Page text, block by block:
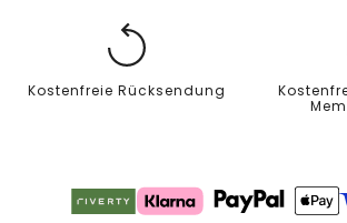
Kostenfreie Rücksendung